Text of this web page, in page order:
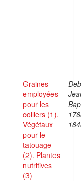
Graines
employées
pour les
colliers (1).
Végétaux
pour le
tatouage
(2). Plantes
nutritives
(3)